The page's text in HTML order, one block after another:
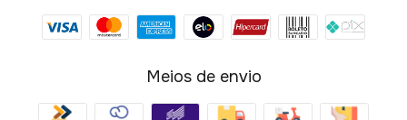
Meios de envio